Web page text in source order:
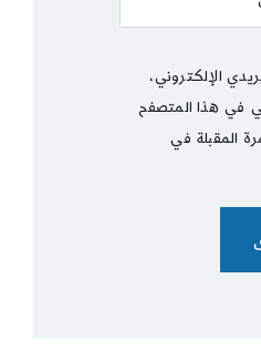
الإلكتروني،
في هذا المتصفح
المقبلة في